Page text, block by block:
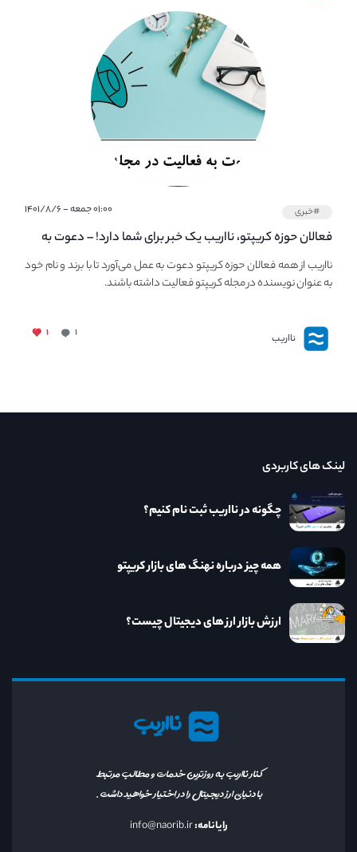
#خبری ۰۱:۰۰ جمعه - ۱۴۰۱/۸/۶
فعالان حوزه کریپتو، نااریب یک خبر برای شما دارد! – دعوت به
فعالیت در مجله کریپتو
نااریب از همه فعالان حوزه کریپتو دعوت به عمل می‌آورد تا با برند و نام خود
به عنوان نویسنده در مجله کریپتو فعالیت داشته باشند.
نااریب ۱ ۱
نااریب
کنار نااریب به روزترین خدمات و مطالب مرتبط
با دنیای ارز دیجیتال را در اختیار خواهید داشت.
رایانامه:info@naorib.ir
لینک های کاربردی
چگونه در نااریب ثبت نام کنیم؟
همه چیز درباره نهنگ های بازار کریپتو
ارزش بازار ارز های دیجیتال چیست؟